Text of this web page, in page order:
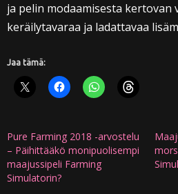
ja pelin modaamisesta kertovan
keräilytavaraa ja ladattavaa
Jaa tämä:
Pure Farming 2018 -arvostelu
– Päihittääkö monipuolisempi
maajussipeli Farming
Simulatorin?